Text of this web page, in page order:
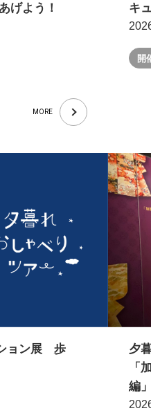
げよう！
MORE
キ
開
ョン展 歩
夕
「
編」